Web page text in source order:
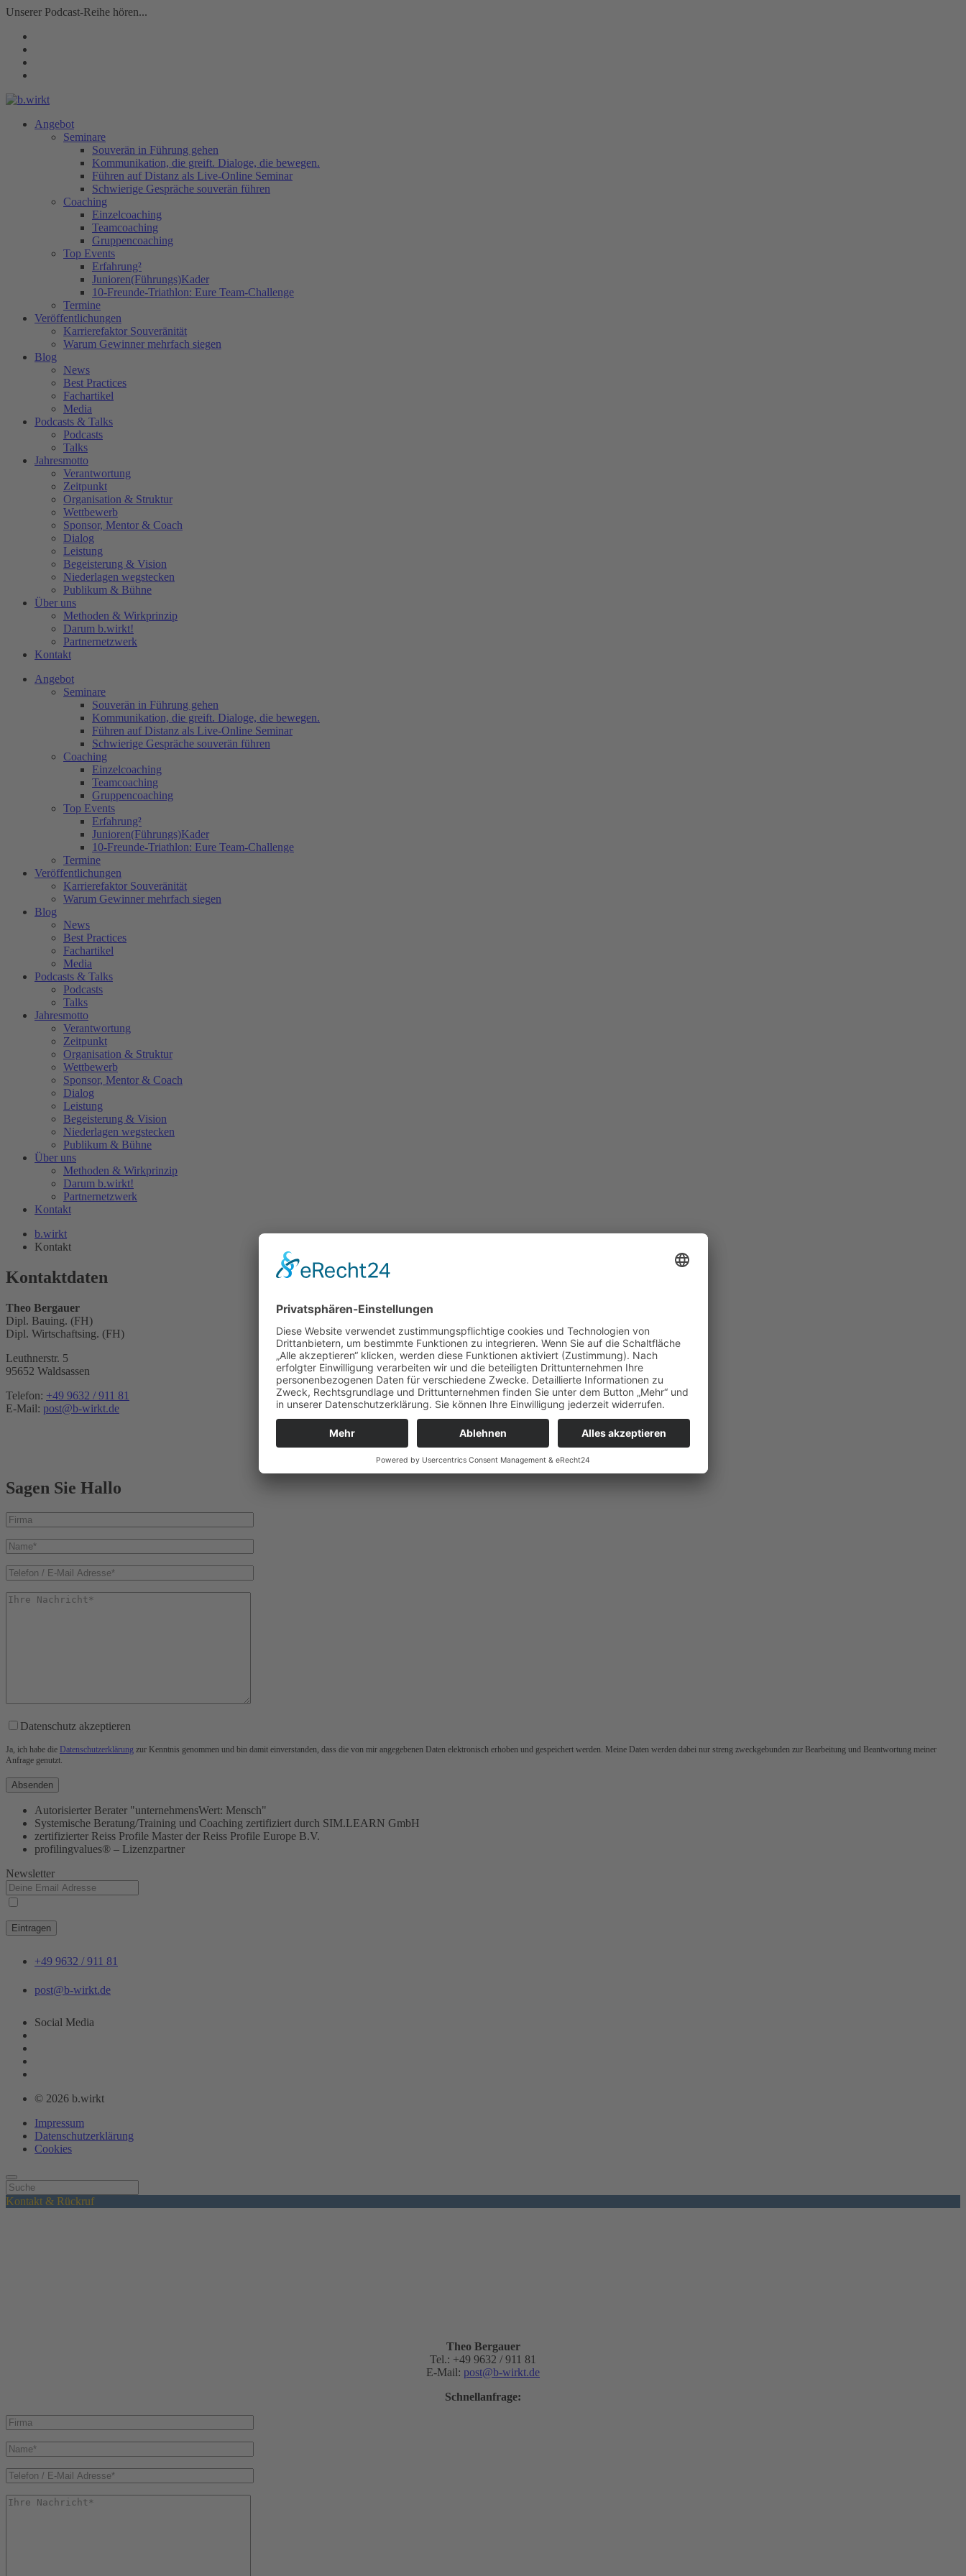
Unserer Podcast-Reihe hören...
Angebot
Seminare
Souverän in Führung gehen
Kommunikation, die greift. Dialoge, die bewegen.
Führen auf Distanz als Live-Online Seminar
Schwierige Gespräche souverän führen
Coaching
Einzelcoaching
Teamcoaching
Gruppencoaching
Top Events
Erfahrung²
Junioren(Führungs)Kader
10-Freunde-Triathlon: Eure Team-Challenge
Termine
Veröffentlichungen
Karrierefaktor Souveränität
Warum Gewinner mehrfach siegen
Blog
News
Best Practices
Fachartikel
Media
Podcasts & Talks
Podcasts
Talks
Jahresmotto
Verantwortung
Zeitpunkt
Organisation & Struktur
Wettbewerb
Sponsor, Mentor & Coach
Dialog
Leistung
Begeisterung & Vision
Niederlagen wegstecken
Publikum & Bühne
Über uns
Methoden & Wirkprinzip
Darum b.wirkt!
Partnernetzwerk
Kontakt
Angebot
Seminare
Souverän in Führung gehen
Kommunikation, die greift. Dialoge, die bewegen.
Führen auf Distanz als Live-Online Seminar
Schwierige Gespräche souverän führen
Coaching
Einzelcoaching
Teamcoaching
Gruppencoaching
Top Events
Erfahrung²
Junioren(Führungs)Kader
10-Freunde-Triathlon: Eure Team-Challenge
Termine
Veröffentlichungen
Karrierefaktor Souveränität
Warum Gewinner mehrfach siegen
Blog
News
Best Practices
Fachartikel
Media
Podcasts & Talks
Podcasts
Talks
Jahresmotto
Verantwortung
Zeitpunkt
Organisation & Struktur
Wettbewerb
Sponsor, Mentor & Coach
Dialog
Leistung
Begeisterung & Vision
Niederlagen wegstecken
Publikum & Bühne
Über uns
Methoden & Wirkprinzip
Darum b.wirkt!
Partnernetzwerk
Kontakt
b.wirkt
Kontakt
Kontaktdaten
Theo Bergauer
Dipl. Bauing. (FH)
Dipl. Wirtschaftsing. (FH)
Leuthnerstr. 5
95652 Waldsassen
Telefon: +49 9632 / 911 81
E-Mail: post@b-wirkt.de
Sagen Sie Hallo
Datenschutz akzeptieren
Ja, ich habe die Datenschutzerklärung zur Kenntnis genommen und bin damit einverstanden, dass die von mir angegebenen Daten elektronisch erhoben und gespeichert werden. Meine Daten werden dabei nur streng zweckgebunden zur Bearbeitung und Beantwortung meiner
Anfrage genutzt.
Absenden
Autorisierter Berater "unternehmensWert: Mensch"
Systemische Beratung/Training und Coaching zertifiziert durch SIM.LEARN GmbH
zertifizierter Reiss Profile Master der Reiss Profile Europe B.V.
profilingvalues® – Lizenzpartner
Newsletter
Eintragen
+49 9632 / 911 81
post@b-wirkt.de
Social Media
© 2026 b.wirkt
Impressum
Datenschutzerklärung
Cookies
Kontakt & Rückruf
Theo Bergauer
Tel.: +49 9632 / 911 81
E-Mail: post@b-wirkt.de
Schnellanfrage: